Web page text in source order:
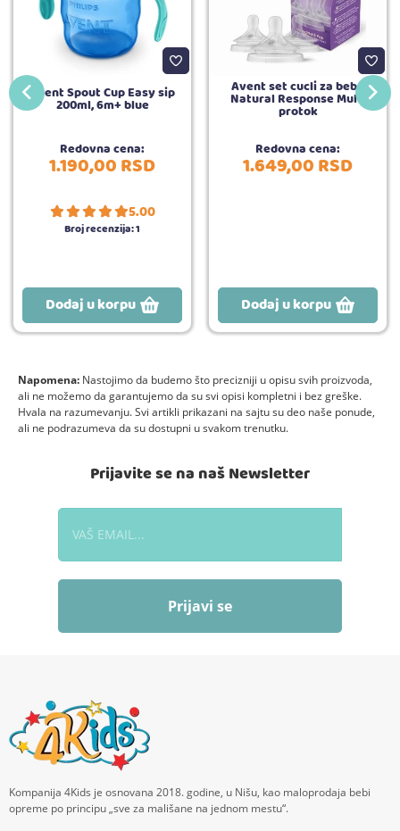
Avent Spout Cup Easy sip
200ml, 6m+ blue
Redovna cena:
1.190,00RSD
5.00
Broj recenzija:1
Dodaj u korpu
Avent set cucli za bebe
Natural Response Multi
protok
Redovna cena:
1.649,00RSD
Dodaj u korpu
Napomena: Nastojimo da budemo što precizniji u opisu svih proizvoda,
ali ne možemo da garantujemo da su svi opisi kompletni i bez greške.
Hvala na razumevanju. Svi artikli prikazani na sajtu su deo naše ponude,
ali ne podrazumeva da su dostupni u svakom trenutku.
Prijavite se na naš Newsletter
Prijavi se
Kompanija 4Kids je osnovana 2018. godine, u Nišu, kao maloprodaja bebi
opreme po principu „sve za mališane na jednom mestu“.